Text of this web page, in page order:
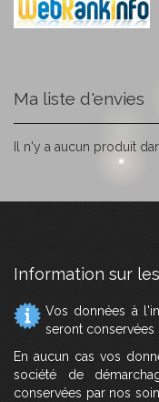
Ma liste d'envies
Il n'y a aucun produit
Information sur
Vos données à
seront conservées
En aucun cas vos
société de
conservées par nos